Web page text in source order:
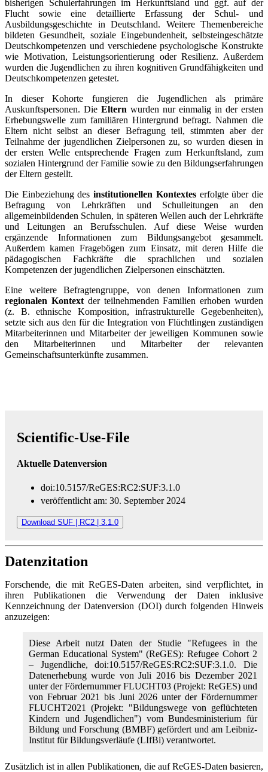
bisherigen Schulerfahrungen im Herkunftsland und ggf. auf der
Flucht sowie eine detaillierte Erfassung der Schul- und
Ausbildungsgeschichte in Deutschland. Weitere Themenbereiche
bildeten Gesundheit, soziale Eingebundenheit, selbsteingeschätzte
Deutschkompetenzen und verschiedene psychologische Konstrukte
wie Motivation, Leistungsorientierung oder Resilienz. Außerdem
wurden die Jugendlichen zu ihren kognitiven Grundfähigkeiten und
Deutschkompetenzen getestet.
In dieser Kohorte fungieren die Jugendlichen als primäre
Auskunftspersonen. Die Eltern wurden nur einmalig in der ersten
Erhebungswelle zum familiären Hintergrund befragt. Nahmen die
Eltern nicht selbst an dieser Befragung teil, stimmten aber der
Teilnahme der jugendlichen Zielpersonen zu, so wurden diesen in
der ersten Welle entsprechende Fragen zum Herkunftsland, zum
sozialen Hintergrund der Familie sowie zu den Bildungserfahrungen
der Eltern gestellt.
Die Einbeziehung desinstitutionellen Kontexteserfolgte über die
Befragung von Lehrkräften und Schulleitungen an den
allgemeinbildenden Schulen, in späteren Wellen auch der Lehrkräfte
und Leitungen an Berufsschulen. Auf diese Weise wurden
ergänzende Informationen zum Bildungsangebot gesammelt.
Außerdem kamen Fragebögen zum Einsatz, mit deren Hilfe die
pädagogischen Fachkräfte die sprachlichen und sozialen
Kompetenzen der jugendlichen Zielpersonen einschätzten.
Eine weitere Befragtengruppe, von denen Informationen zum
regionalen Kontextder teilnehmenden Familien erhoben wurden
(z. B. ethnische Komposition, infrastrukturelle Gegebenheiten),
setzte sich aus den für die Integration von Flüchtlingen zuständigen
Mitarbeiterinnen und Mitarbeiter der jeweiligen Kommunen sowie
den Mitarbeiterinnen und Mitarbeiter der relevanten
Gemeinschaftsunterkünfte zusammen.
Scientific-Use-File
Aktuelle Datenversion
doi:10.5157/ReGES:RC2:SUF:3.1.0
veröffentlicht am: 30. September 2024
Download SUF | RC2 | 3.1.0
Datenzitation
Forschende, die mit ReGES-Daten arbeiten, sind verpflichtet, in
ihren Publikationen die Verwendung der Daten inklusive
Kennzeichnung der Datenversion (DOI) durch folgenden Hinweis
anzuzeigen:
Diese Arbeit nutzt Daten der Studie "Refugees in the
German Educational System" (ReGES): Refugee Cohort 2
– Jugendliche, doi:10.5157/ReGES:RC2:SUF:3.1.0. Die
Datenerhebung wurde von Juli 2016 bis Dezember 2021
unter der Fördernummer FLUCHT03 (Projekt: ReGES) und
von Februar 2021 bis Juni 2026 unter der Fördernummer
FLUCHT2021 (Projekt: "Bildungswege von geflüchteten
Kindern und Jugendlichen") vom Bundesministerium für
Bildung und Forschung (BMBF) gefördert und am Leibniz-
Institut für Bildungsverläufe (LIfBi) verantwortet.
Zusätzlich ist in allen Publikationen, die auf ReGES-Daten basieren,